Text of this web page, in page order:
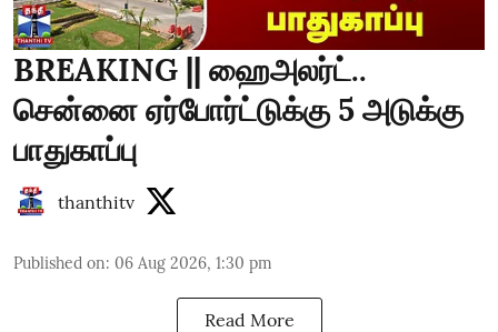
BREAKING || ஹைஅலர்ட்..
சென்னை ஏர்போர்ட்டுக்கு 5 அடுக்கு
பாதுகாப்பு
thanthitv
Published on: 06 Aug 2026, 1:30 pm
Read More